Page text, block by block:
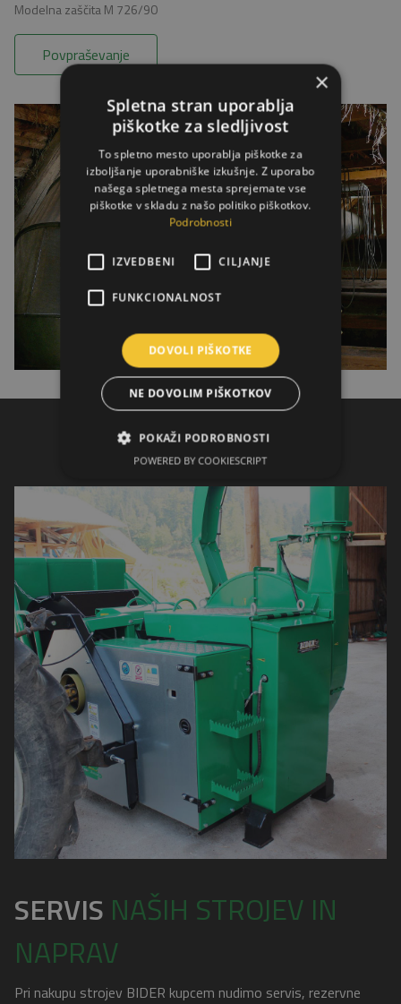
Modelna zaščita M 726/90
Povpraševanje
SERVIS NAŠIH STROJEV IN
NAPRAV
Pri nakupu strojev BIDER kupcem nudimo servis, rezervne
×
Spletna stran uporablja
piškotke za sledljivost
To spletno mesto uporablja piškotke za
izboljšanje uporabniške izkušnje. Z uporabo
našega spletnega mesta sprejemate vse
piškotke v skladu z našo politiko piškotkov.
Podrobnosti
IZVEDBENI CILJANJE
FUNKCIONALNOST
DOVOLI PIŠKOTKE
NE DOVOLIM PIŠKOTKOV
POKAŽI PODROBNOSTI
POWERED BY COOKIESCRIPT